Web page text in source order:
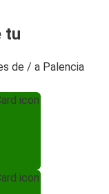
tu
de / a Palencia